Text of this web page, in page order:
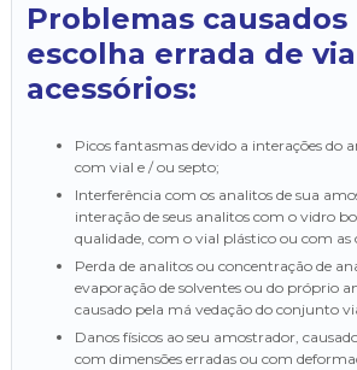
Problemas causados
escolha errada de
acessórios:
Picos fantasmas devido a interações do analito e / ou solvente
com vial e / ou septo;
Interferência com os analitos de sua amostra, causado pela
interação de seus analitos com o vidro
qualidade, com o vial plástico ou com as
Perda de analitos ou concentração de analitos devido à
evaporação de solventes ou do próprio
causado pela má vedação do conjunto
Danos físicos ao seu amostrador, causados por vials / inserts
com dimensões erradas ou com